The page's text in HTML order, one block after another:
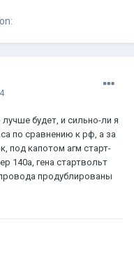
будет, и сильно-ли я
по сравнению к рф, а за
под капотом агм старт-
140а, гена стартвольт
продублированы